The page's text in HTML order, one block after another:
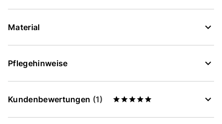
Material
Pflegehinweise
Kundenbewertungen (1)